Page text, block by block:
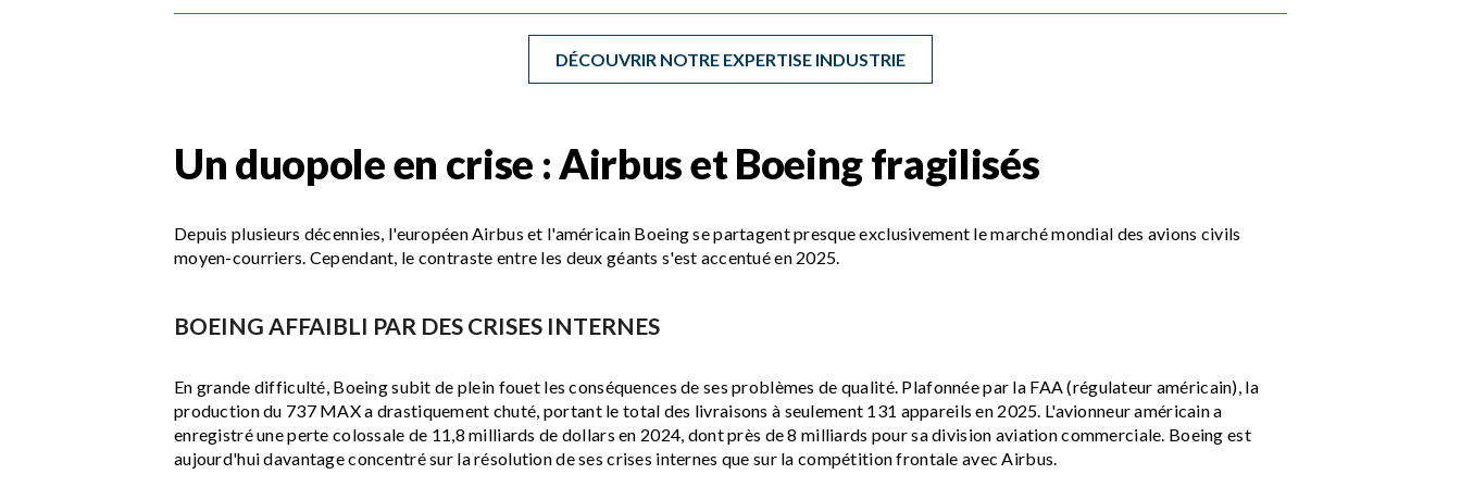
DÉCOUVRIR NOTRE EXPERTISE INDUSTRIE
Un duopole en crise : Airbus et Boeing fragilisés
Depuis plusieurs décennies, l'européen Airbus et l'américain Boeing se partagent presque exclusivement le marché mondial des avions civils
moyen-courriers. Cependant, le contraste entre les deux géants s'est accentué en 2025.
BOEING AFFAIBLI PAR DES CRISES INTERNES
En grande difficulté, Boeing subit de plein fouet les conséquences de ses problèmes de qualité. Plafonnée par la FAA (régulateur américain), la
production du 737 MAX a drastiquement chuté, portant le total des livraisons à seulement 131 appareils en 2025. L'avionneur américain a
enregistré une perte colossale de 11,8 milliards de dollars en 2024, dont près de 8 milliards pour sa division aviation commerciale. Boeing est
aujourd'hui davantage concentré sur la résolution de ses crises internes que sur la compétition frontale avec Airbus.